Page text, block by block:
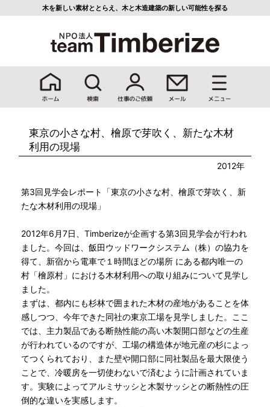
木を新しい素材ととらえ、 木と木造建築の新しい可能性を探る
東京の小さな村、檜原で芽吹く、新たな木材
利用の現場
2012年
第3回見学会レポート「東京の小さな村、檜原で芽吹く、新
たな木材利用の現場」
2012年6月7日、Timberizeが企画する第3回見学会が行われ
ました。今回は、飯田ウッドワークシステム（株）の協力を
得て、新宿から電車で１時間ほどの場所 にある都内唯一の
村「檜原村」における木材利用への取り組みについて見学し
ました。
まずは、都内にも杉林で囲まれた木材の産地があることを体
感しつつ、今年できた同社の東京工場を見学しました。ここ
では、主力製品である断熱性能の高い木製開口部などの生産
が行われているのですが、工場の構造体が地元産の杉によっ
てつくられており、また壁や開口部に同社製品を最大限使う
ことで、冷暖房を一切使わないで済むように計画されていま
す。実験によってアルミサッシと木製サッシとの断熱性の圧
倒的な違いを実感します。